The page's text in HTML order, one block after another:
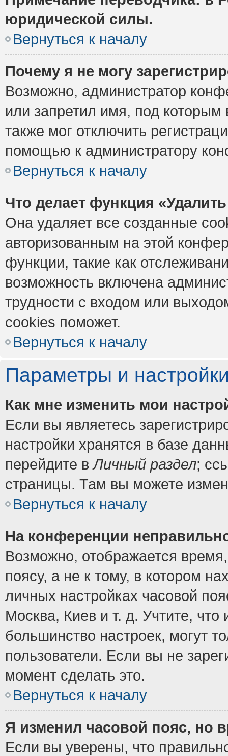
юридической силы.
Вернуться к началу
Почему я не могу
Возможно, администратор
или запретил имя, под которым
также мог отключить
помощью к администратору
Вернуться к началу
Что делает функция
Она удаляет все созданные
авторизованным на этой
функции, такие как
возможность включена
трудности с входом или
cookies поможет.
Вернуться к началу
Параметры и
Как мне изменить мои
Если вы являетесь
настройки хранятся в базе
перейдите вЛичный раздел;
страницы. Там вы можете
Вернуться к началу
На конференции
Возможно, отображается
поясу, а не к тому, в котором
личных настройках часовой
Москва, Киев и т. д. Учтите, что
большинство настроек, могут
пользователи. Если вы не
момент сделать это.
Вернуться к началу
Я изменил часовой пояс, но
Если вы уверены, что